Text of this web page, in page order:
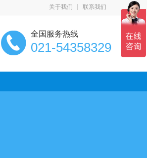
关于我们 联系我们
全国服务热线
021-54358329